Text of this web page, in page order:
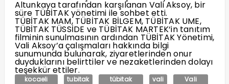
Altunkaya tarafından karşılanan Vali Aksoy, bir
süre TÜBİTAK yönetimi ile sohbet etti.
TÜBİTAK MAM, TÜBİTAK BİLGEM, TÜBİTAK UME,
TÜBİTAK TÜSSİDE ve TÜBİTAK MARTEK‘in tanıtım
filminin sunulmasının ardından TÜBİTAK Yönetimi,
Vali Aksoy’a çalışmaları hakkında bilgi
sunumunda bulunarak, ziyaretlerinden onur
duyduklarını belirttiler ve nezaketlerinden dolayı
teşekkür ettiler.
kocaeli
tubitak
tübitak
vali
Vali